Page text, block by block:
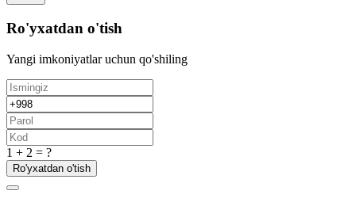
Ro'yxatdan o'tish
Yangi imkoniyatlar uchun qo'shiling
1 + 2 = ?
Ro'yxatdan o'tish